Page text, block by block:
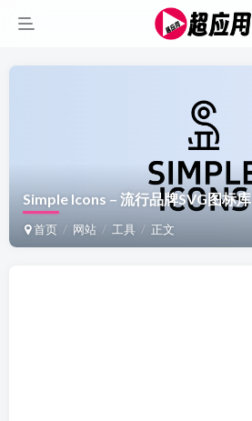
Simple Icons – 流行品牌SVG图标库
首页 网站 工具 正文